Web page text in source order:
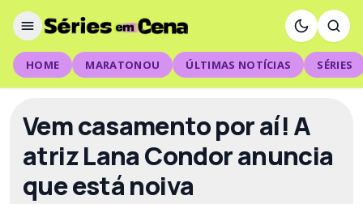
HOME MARATONOU ÚLTIMAS NOTÍCIAS SÉRIES
Vem casamento por aí! A
atriz Lana Condor anuncia
que está noiva